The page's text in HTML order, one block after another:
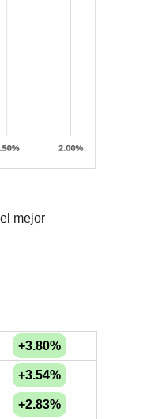
mejor
+3.80%
+3.54%
+2.83%